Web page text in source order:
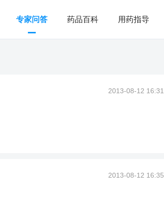
专家问答 药品百科 用药指导
2013-08-12 16:31
2013-08-12 16:35